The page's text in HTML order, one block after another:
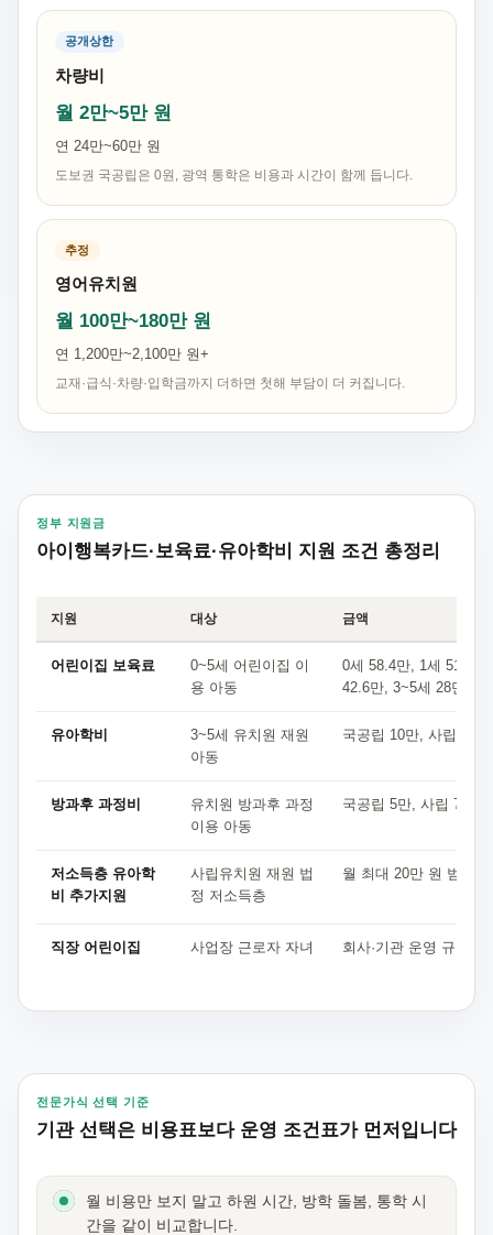
공개상한
차량비
월 2만~5만 원
연 24만~60만 원
도보권 국공립은 0원, 광역 통학은 비용과 시간이 함께 듭니다.
추정
영어유치원
월 100만~180만 원
연 1,200만~2,100만 원+
교재·급식·차량·입학금까지 더하면 첫해 부담이 더 커집니다.
정부 지원금
아이행복카드·보육료·유아학비 지원 조건 총정리
지원 대상 금액
어린이집 보육료
0~5세 어린이집 이
용 아동
0세 58.4만, 1세 51.5만
42.6만, 3~5세 28만 원
유아학비
3~5세 유치원 재원
아동
국공립 10만, 사립 28
방과후 과정비
유치원 방과후 과정
이용 아동
국공립 5만, 사립 7만 원
저소득층 유아학
비 추가지원
사립유치원 재원 법
정 저소득층
월 최대 20만 원 범위
직장 어린이집 사업장 근로자 자녀 회사·기관 운영 규정별
전문가식 선택 기준
기관 선택은 비용표보다 운영 조건표가 먼저입니다
월 비용만 보지 말고 하원 시간, 방학 돌봄, 통학 시
간을 같이 비교합니다.